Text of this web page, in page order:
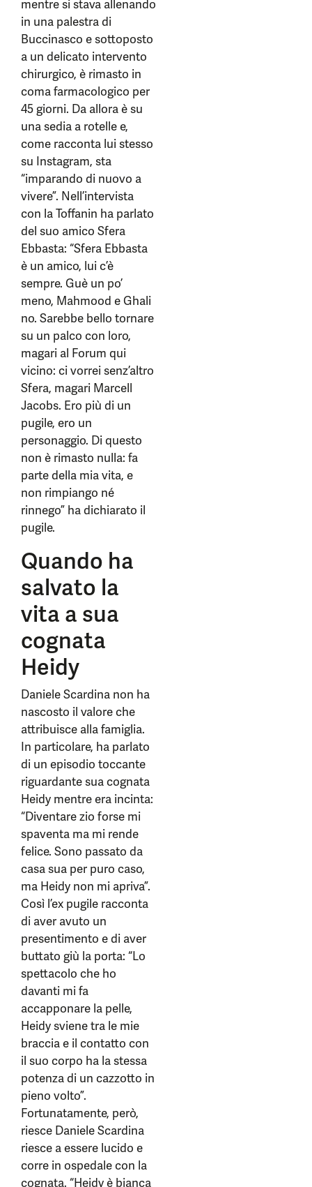
mentre si stava allenando
in una palestra di
Buccinasco e sottoposto
a un delicato intervento
chirurgico, è rimasto in
coma farmacologico per
45 giorni. Da allora è su
una sedia a rotelle e,
come racconta lui stesso
su Instagram, sta
“imparando di nuovo a
vivere”. Nell’intervista
con la Toffanin ha parlato
del suo amico Sfera
Ebbasta: “Sfera Ebbasta
è un amico, lui c’è
sempre. Guè un po’
meno, Mahmood e Ghali
no. Sarebbe bello tornare
su un palco con loro,
magari al Forum qui
vicino: ci vorrei senz’altro
Sfera, magari Marcell
Jacobs. Ero più di un
pugile, ero un
personaggio. Di questo
non è rimasto nulla: fa
parte della mia vita, e
non rimpiango né
rinnego” ha dichiarato il
pugile.
Quando ha
salvato la
vita a sua
cognata
Heidy
Daniele Scardina non ha
nascosto il valore che
attribuisce alla famiglia.
In particolare, ha parlato
di un episodio toccante
riguardante sua cognata
Heidy mentre era incinta:
“Diventare zio forse mi
spaventa ma mi rende
felice. Sono passato da
casa sua per puro caso,
ma Heidy non mi apriva”.
Così l’ex pugile racconta
di aver avuto un
presentimento e di aver
buttato giù la porta: “Lo
spettacolo che ho
davanti mi fa
accapponare la pelle,
Heidy sviene tra le mie
braccia e il contatto con
il suo corpo ha la stessa
potenza di un cazzotto in
pieno volto”.
Fortunatamente, però,
riesce Daniele Scardina
riesce a essere lucido e
corre in ospedale con la
cognata. “Heidy è bianca